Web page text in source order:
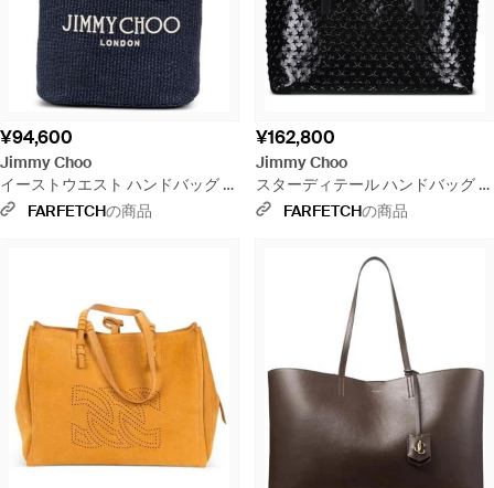
¥94,600
Jimmy Choo
イーストウエスト ハンドバッグ -
ブルーFARFETCHの商品
¥162,800
Jimmy Choo
スターディテール ハンドバッグ -
ブラックFARFETCHの商品